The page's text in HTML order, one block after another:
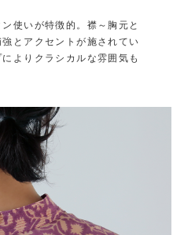
使いが特徴的。襟～胸元と
とアクセントが施されてい
よりクラシカルな雰囲気も